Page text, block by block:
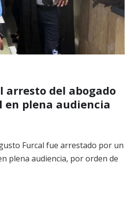
arresto del abogado
en plena audiencia
Furcal fue arrestado por un
plena audiencia, por orden de